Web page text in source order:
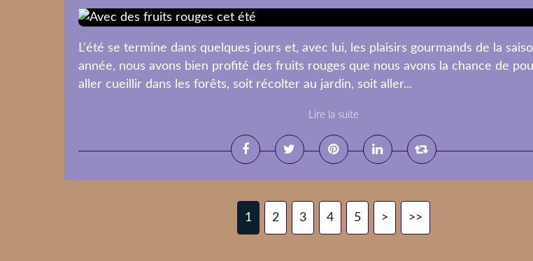
L'été se termine dans quelques jours et, avec lui, les plaisirs gourmands de la
année, nous avons bien profité des fruits rouges que nous avons la chance de
aller cueillir dans les forêts, soit récolter au jardin, soit aller...
Lire la suite
1 2 3 4 5 > >>